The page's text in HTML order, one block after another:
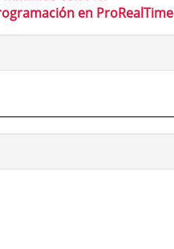
en ProRealTime